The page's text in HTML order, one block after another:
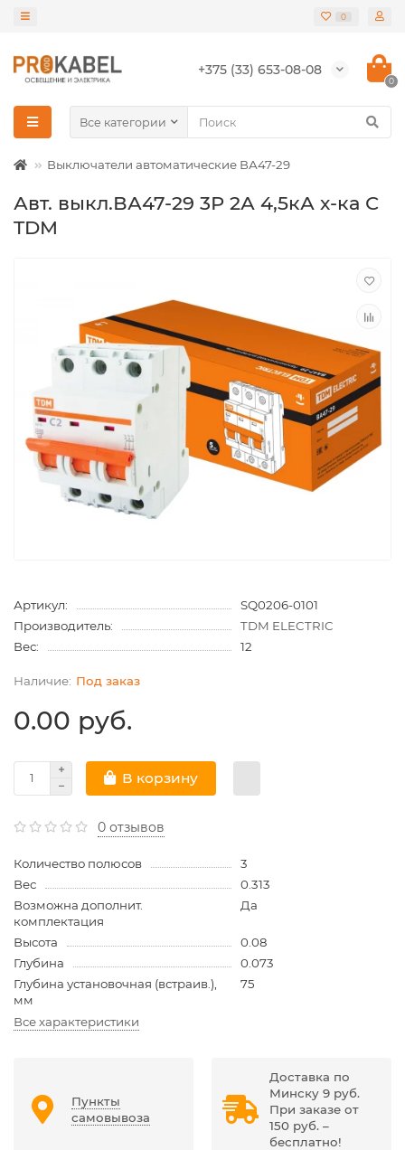
0
+375 (33) 653-08-08
0
Все категории
Выключатели автоматические ВА47-29
Авт. выкл.ВА47-29 3Р 2А 4,5кА х-ка С
TDM
Артикул:
SQ0206-0101
Производитель:
TDM ELECTRIC
Вес:
12
Под заказ
0.00 руб.
В корзину
0 отзывов
Количество полюсов
3
Вес
0.313
Возможна дополнит.
комплектация
Да
Высота
0.08
Глубина
0.073
Глубина установочная (встраив.),
мм
75
Все характеристики
Пункты
самовывоза
Доставка по
Минску 9 руб.
При заказе от
150 руб. –
бесплатно!